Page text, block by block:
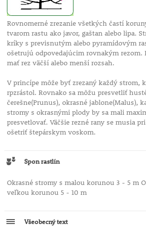
Rovnomerné zrezanie všetkých častí
tvarom rastu ako javor, gaštan alebo lipa.
kríky s previsnutým alebo pyramídovým
ošetrujú odpovedajúcim rovnakým rezom.
mať rez väčší alebo menší rozsah.
V princípe môže byť zrezaný každý strom,
rpzrástol. Rovnako sa môžu presvetliť
čerešne(Prunus), okrasné jablone(Malus),
stromy s okrasnými plody by sa mali
presvetlovať. Väčšie rezné rany se musia
ošetriť štepárskym voskom.
Spon rastlín
Okrasné stromy s malou korunou 3 - 5 m
veľkou korunou 5 - 10 m
Všeobecný text